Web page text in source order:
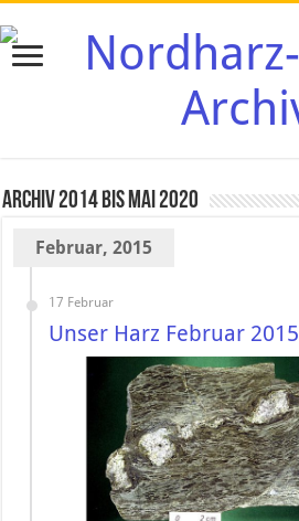
Archiv 2014 bis Mai 2020
Februar, 2015
17 Februar
Unser Harz Februar 2015